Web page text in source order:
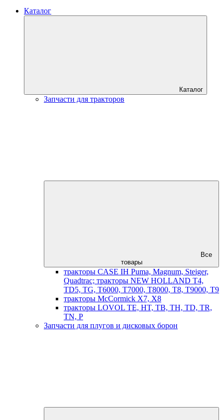
Каталог
Каталог
Запчасти для тракторов
Все
товары
тракторы CASE IH Puma, Magnum, Steiger,
Quadtrac; тракторы NEW HOLLAND T4,
TD5, TG, T6000, T7000, T8000, T8, T9000, T9
тракторы McCormick X7, X8
тракторы LOVOL TE, HT, TB, TH, TD, TR,
TN, P
Запчасти для плугов и дисковых борон